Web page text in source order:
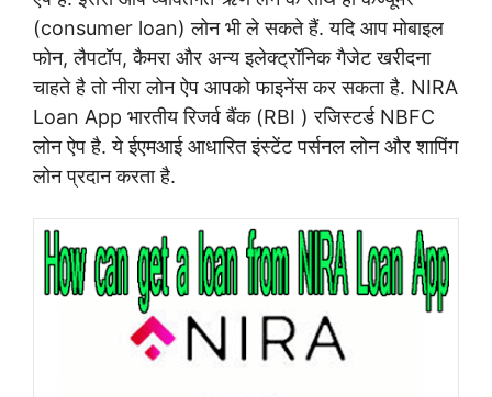
(consumer loan) लोन भी ले सकते हैं. यदि आप मोबाइल
फोन, लैपटॉप, कैमरा और अन्य इलेक्ट्रॉनिक गैजेट खरीदना
चाहते है तो नीरा लोन ऐप आपको फाइनेंस कर सकता है. NIRA
Loan App भारतीय रिजर्व बैंक (RBI ) रजिस्टर्ड NBFC
लोन ऐप है. ये ईएमआई आधारित इंस्टेंट पर्सनल लोन और शापिंग
लोन प्रदान करता है.